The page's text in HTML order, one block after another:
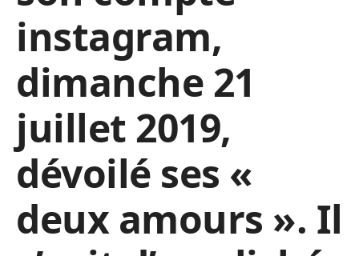
instagram,
dimanche 21
juillet 2019,
dévoilé ses «
deux amours ». Il